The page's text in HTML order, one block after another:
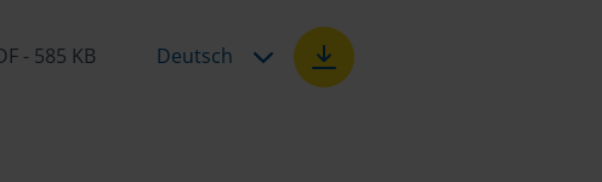
- 585 KB Deutsch